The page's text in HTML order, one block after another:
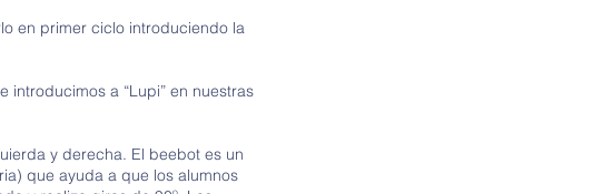
en primer ciclo introduciendo la
a “Lupi” en nuestras
y derecha. El beebot es un
que ayuda a que los alumnos